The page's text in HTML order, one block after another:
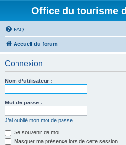
Office du tourisme
FAQ
Accueil du forum
Connexion
Nom d’utilisateur :
Mot de passe :
J’ai oublié mon mot de passe
Se souvenir de moi
Masquer ma présence lors de cette session